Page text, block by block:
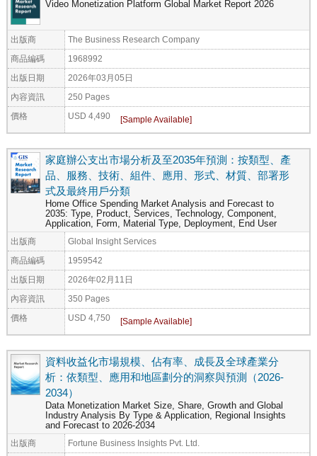
Video Monetization Platform Global Market Report 2026
出版商 The Business Research Company
商品編碼 1968992
出版日期 2026年03月05日
內容資訊 250 Pages
價格 USD 4,490
家庭辦公支出市場分析及至2035年預測：按類型、產
品、服務、技術、組件、應用、形式、材質、部署形
式及最終用戶分類
Home Office Spending Market Analysis and Forecast to
2035: Type, Product, Services, Technology, Component,
Application, Form, Material Type, Deployment, End User
出版商 Global Insight Services
商品編碼 1959542
出版日期 2026年02月11日
內容資訊 350 Pages
價格 USD 4,750
資料收益化市場規模、佔有率、成長及全球產業分
析：依類型、應用和地區劃分的洞察與預測（2026-
2034）
Data Monetization Market Size, Share, Growth and Global
Industry Analysis By Type & Application, Regional Insights
and Forecast to 2026-2034
出版商 Fortune Business Insights Pvt. Ltd.